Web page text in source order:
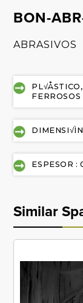
BON-
ABRASIVOS
FERROSOS
ESPESOR :
Similar